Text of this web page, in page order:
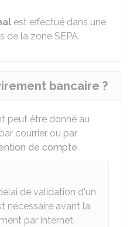
est effectué dans une
de la zone SEPA.
bancaire ?
peut être donné au
courrier ou par
de compte.
de validation d'un
nécessaire avant la
par internet.